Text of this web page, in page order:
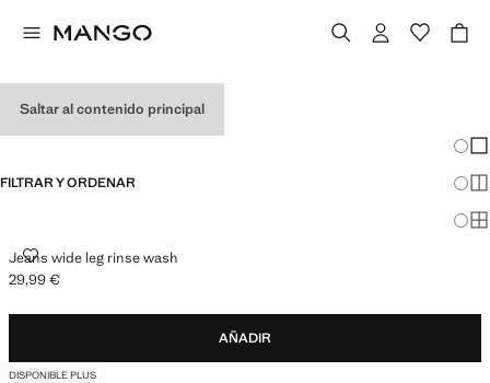
Saltar al contenido principal
FILTRAR Y ORDENAR
Jeans wide leg rinse wash
JEANS WIDE LEG RINSE WASH
Precio actual [29,99 € ]
29,99 €
AÑADIR
DISPONIBLE PLUS